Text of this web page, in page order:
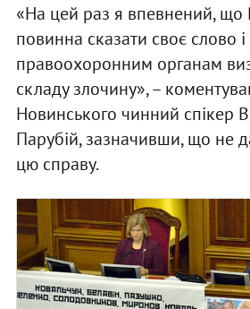
«На цей раз я впевнений, що
повинна сказати своє слово
правоохоронним органам
складу злочину», –
Новинського чинний спікер
Парубій, зазначивши, що не
цю справу.